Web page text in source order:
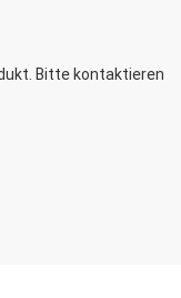
oder Windows
wählbare
Der
1D-, 2D- und
Bitte kontaktieren